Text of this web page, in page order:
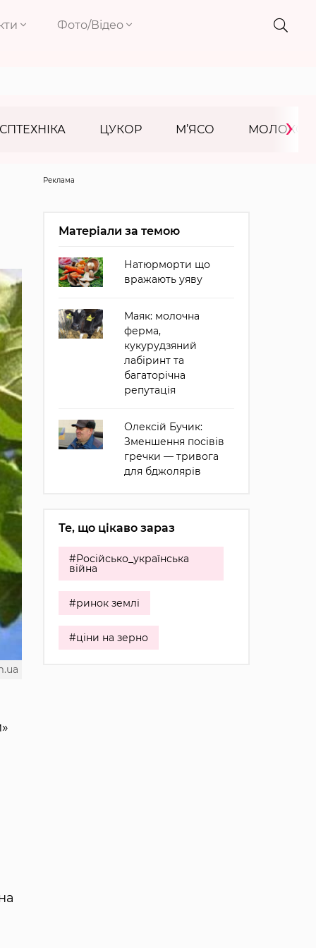
Фото/Відео
ЦУКОР М’ЯСО МОЛОКО
›
Реклама
Матеріали за темою
Натюрморти що
вражають уяву
Маяк: молочна
ферма,
кукурудзяний
лабіринт та
багаторічна
репутація
Олексій Бучик:
Зменшення посівів
гречки — тривога
для бджолярів
Те, що цікаво зараз
#Російсько_українська
війна
#ринок землі
#ціни на зерно